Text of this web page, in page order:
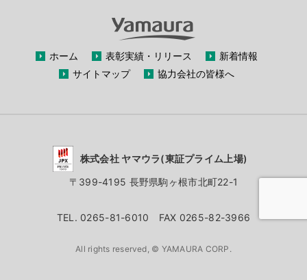
ホーム 表彰実績・リリース
新着情報
サイトマップ
協力会社の皆様へ
株式会社 ヤマウラ(東証プライム上場)
〒399-4195 長野県駒ヶ根市北町22-1
TEL. 0265-81-6010 FAX 0265-82-3966
All rights reserved, © YAMAURA CORP.